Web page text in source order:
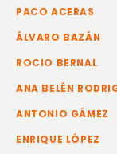
PACO ACERAS
ÁLVARO BAZÁN
ROCIO BERNAL
ANA BELÉN
ANTONIO GÁMEZ
ENRIQUE LÓPEZ